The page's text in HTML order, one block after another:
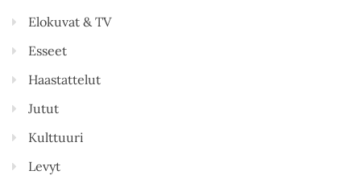
Elokuvat & TV
Esseet
Haastattelut
Jutut
Kulttuuri
Levyt